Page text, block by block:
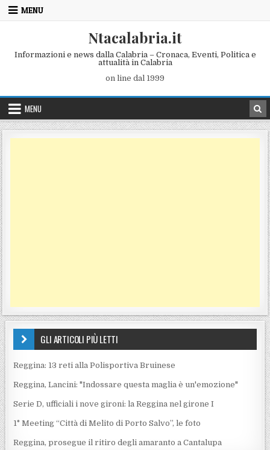
Skip to content
MENU
Ntacalabria.it
Informazioni e news dalla Calabria – Cronaca, Eventi, Politica e
attualità in Calabria
on line dal 1999
MENU
GLI ARTICOLI PIÙ LETTI
Reggina: 13 reti alla Polisportiva Bruinese
Reggina, Lancini: "Indossare questa maglia è un'emozione"
Serie D, ufficiali i nove gironi: la Reggina nel girone I
1° Meeting “Città di Melito di Porto Salvo”, le foto
Reggina, prosegue il ritiro degli amaranto a Cantalupa